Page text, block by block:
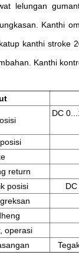
lelungan
Kanthi
kanthi stroke
Kanthi
DC
return
posisi
operasi